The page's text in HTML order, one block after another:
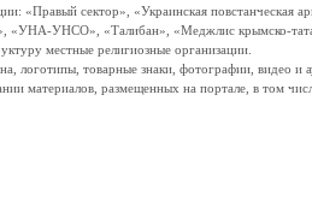
«Правый сектор», «Украинская
УНСО», «Талибан», «Меджлис крымско-
местные религиозные организации.
логотипы, товарные знаки, фотографии,
материалов, размещенных на портале, в том